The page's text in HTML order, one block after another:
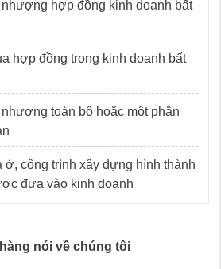
hợp đồng kinh doanh bất
hợp đồng trong kinh doanh bất
toàn bộ hoặc một phần
công trình xây dựng hình thành
đưa vào kinh doanh
nói về chúng tôi